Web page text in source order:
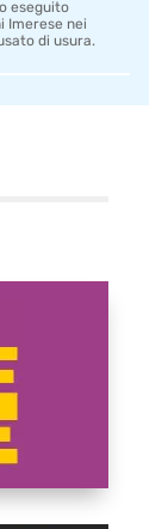
eseguito
Imerese nei
di usura.